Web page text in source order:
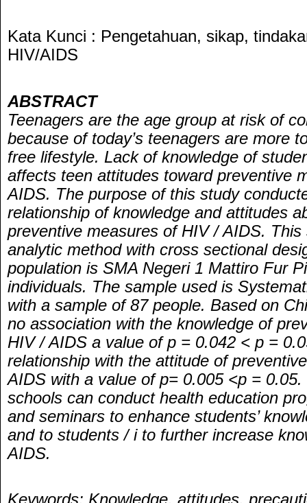
Kata Kunci : Pengetahuan, sikap,
HIV/AIDS
ABSTRACT
Teenagers are the age group at risk of
because of today’s teenagers are more
free lifestyle. Lack of knowledge of
affects teen attitudes toward preventive
AIDS. The purpose of this study
relationship of knowledge and attitudes
preventive measures of HIV / AIDS.
analytic method with cross sectional
population is SMA Negeri 1 Mattiro Fur
individuals. The sample used is
with a sample of 87 people. Based on
no association with the knowledge of
HIV / AIDS a value of p = 0.042 < p =
relationship with the attitude of
AIDS with a value of p= 0.005 <p =
schools can conduct health education
and seminars to enhance students’
and to students / i to further increase
AIDS.